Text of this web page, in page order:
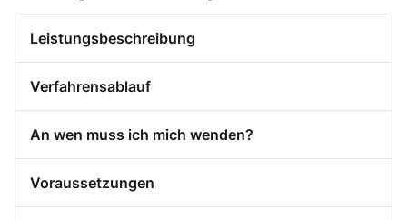
Leistungsbeschreibung
Verfahrensablauf
An wen muss ich mich wenden?
Voraussetzungen